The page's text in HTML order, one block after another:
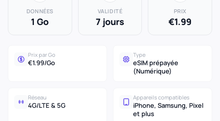
DONNÉES
1 Go
VALIDITÉ
7 jours
PRIX
€1.99
Prix par Go
€1.99/Go
Type
eSIM prépayée
(Numérique)
Réseau
4G/LTE & 5G
Appareils compatibles
iPhone, Samsung, Pixel
et plus